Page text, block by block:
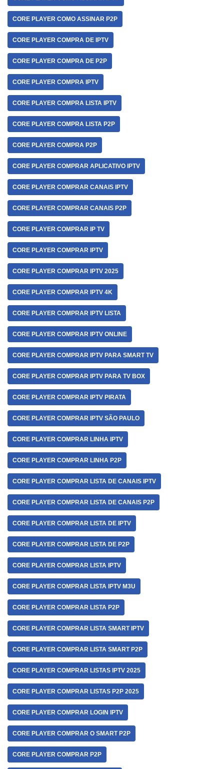
CORE PLAYER COMO ASSINAR P2P
CORE PLAYER COMPRA DE IPTV
CORE PLAYER COMPRA DE P2P
CORE PLAYER COMPRA IPTV
CORE PLAYER COMPRA LISTA IPTV
CORE PLAYER COMPRA LISTA P2P
CORE PLAYER COMPRA P2P
CORE PLAYER COMPRAR APLICATIVO IPTV
CORE PLAYER COMPRAR CANAIS IPTV
CORE PLAYER COMPRAR CANAIS P2P
CORE PLAYER COMPRAR IP TV
CORE PLAYER COMPRAR IPTV
CORE PLAYER COMPRAR IPTV 2025
CORE PLAYER COMPRAR IPTV 4K
CORE PLAYER COMPRAR IPTV LISTA
CORE PLAYER COMPRAR IPTV ONLINE
CORE PLAYER COMPRAR IPTV PARA SMART TV
CORE PLAYER COMPRAR IPTV PARA TV BOX
CORE PLAYER COMPRAR IPTV PIRATA
CORE PLAYER COMPRAR IPTV SÃO PAULO
CORE PLAYER COMPRAR LINHA IPTV
CORE PLAYER COMPRAR LINHA P2P
CORE PLAYER COMPRAR LISTA DE CANAIS IPTV
CORE PLAYER COMPRAR LISTA DE CANAIS P2P
CORE PLAYER COMPRAR LISTA DE IPTV
CORE PLAYER COMPRAR LISTA DE P2P
CORE PLAYER COMPRAR LISTA IPTV
CORE PLAYER COMPRAR LISTA IPTV M3U
CORE PLAYER COMPRAR LISTA P2P
CORE PLAYER COMPRAR LISTA SMART IPTV
CORE PLAYER COMPRAR LISTA SMART P2P
CORE PLAYER COMPRAR LISTAS IPTV 2025
CORE PLAYER COMPRAR LISTAS P2P 2025
CORE PLAYER COMPRAR LOGIN IPTV
CORE PLAYER COMPRAR O SMART P2P
CORE PLAYER COMPRAR P2P